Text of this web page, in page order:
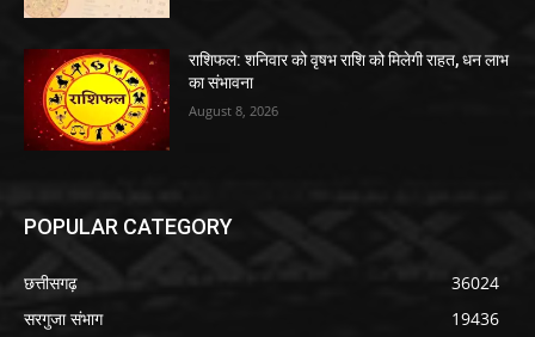
राशिफल: शनिवार को वृषभ राशि को मिलेगी राहत, धन लाभ
का संभावना
August 8, 2026
POPULAR CATEGORY
छत्तीसगढ़
36024
सरगुजा संभाग
19436